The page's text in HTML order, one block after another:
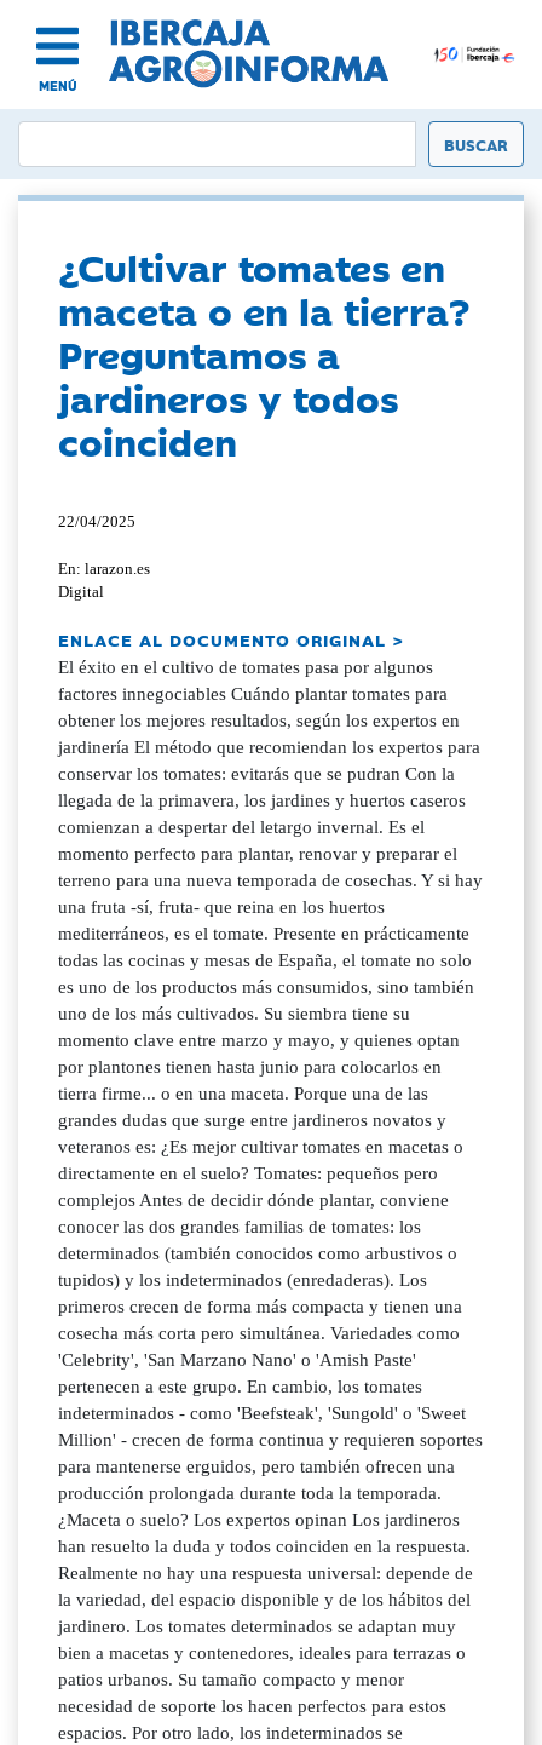
MENÚ
¿Cultivar tomates en
maceta o en la tierra?
Preguntamos a
jardineros y todos
coinciden
22/04/2025
En: larazon.es
Digital
ENLACE AL DOCUMENTO ORIGINAL >
El éxito en el cultivo de tomates pasa por algunos
factores innegociables Cuándo plantar tomates para
obtener los mejores resultados, según los expertos en
jardinería El método que recomiendan los expertos para
conservar los tomates: evitarás que se pudran Con la
llegada de la primavera, los jardines y huertos caseros
comienzan a despertar del letargo invernal. Es el
momento perfecto para plantar, renovar y preparar el
terreno para una nueva temporada de cosechas. Y si hay
una fruta -sí, fruta- que reina en los huertos
mediterráneos, es el tomate. Presente en prácticamente
todas las cocinas y mesas de España, el tomate no solo
es uno de los productos más consumidos, sino también
uno de los más cultivados. Su siembra tiene su
momento clave entre marzo y mayo, y quienes optan
por plantones tienen hasta junio para colocarlos en
tierra firme... o en una maceta. Porque una de las
grandes dudas que surge entre jardineros novatos y
veteranos es: ¿Es mejor cultivar tomates en macetas o
directamente en el suelo? Tomates: pequeños pero
complejos Antes de decidir dónde plantar, conviene
conocer las dos grandes familias de tomates: los
determinados (también conocidos como arbustivos o
tupidos) y los indeterminados (enredaderas). Los
primeros crecen de forma más compacta y tienen una
cosecha más corta pero simultánea. Variedades como
'Celebrity', 'San Marzano Nano' o 'Amish Paste'
pertenecen a este grupo. En cambio, los tomates
indeterminados - como 'Beefsteak', 'Sungold' o 'Sweet
Million' - crecen de forma continua y requieren soportes
para mantenerse erguidos, pero también ofrecen una
producción prolongada durante toda la temporada.
¿Maceta o suelo? Los expertos opinan Los jardineros
han resuelto la duda y todos coinciden en la respuesta.
Realmente no hay una respuesta universal: depende de
la variedad, del espacio disponible y de los hábitos del
jardinero. Los tomates determinados se adaptan muy
bien a macetas y contenedores, ideales para terrazas o
patios urbanos. Su tamaño compacto y menor
necesidad de soporte los hacen perfectos para estos
espacios. Por otro lado, los indeterminados se